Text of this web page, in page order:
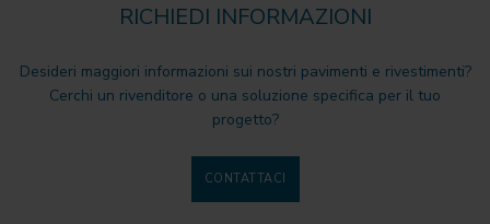
RICHIEDI INFORMAZIONI
Desideri maggiori informazioni sui nostri pavimenti e rivestimenti?
Cerchi un rivenditore o una soluzione specifica per il tuo
progetto?
CONTATTACI